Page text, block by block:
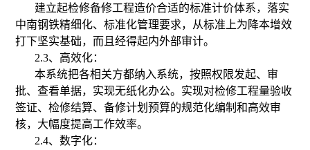
建立起检修备修工程造价合适的标准计价体系，落实
中南钢铁精细化、标准化管理要求，从标准上为降本增效
打下坚实基础，而且经得起内外部审计。
2.3、高效化：
本系统把各相关方都纳入系统，按照权限发起、审
批、查看单据，实现无纸化办公。实现对检修工程量验收
签证、检修结算、备修计划预算的规范化编制和高效审
核，大幅度提高工作效率。
2.4、数字化：